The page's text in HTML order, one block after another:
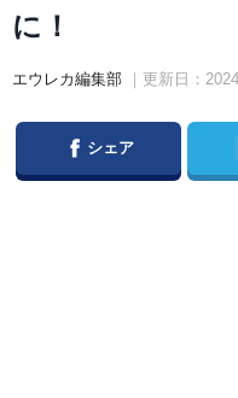
に！
エウレカ編集部 ｜更新日：
Facebook
シェア